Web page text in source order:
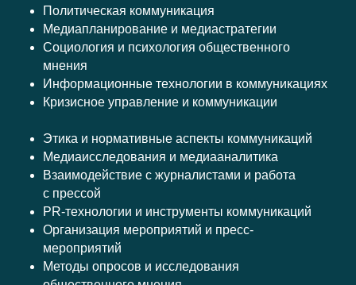
Политическая коммуникация
Медиапланирование и медиастратегии
Социология и психология общественного
мнения
Информационные технологии в коммуникациях
Кризисное управление и коммуникации
Этика и нормативные аспекты коммуникаций
Медиаисследования и медиааналитика
Взаимодействие с журналистами и работа
с прессой
PR-технологии и инструменты коммуникаций
Организация мероприятий и пресс-
мероприятий
Методы опросов и исследования